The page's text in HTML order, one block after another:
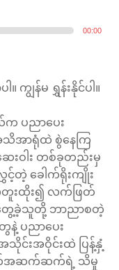
00:00
ကျွန်မ ရွှန်းနိုင်ပါ။
က ပညာပေး
သိအာရုံထဲ စွဲနေကြ
းဝါး တစ်ခုတည်းမှ
တဲ့ ခေါက်ရိုးကျိုး
တူးထိုး၍ လက်ဖြတ်
တွေ့ခဲ့သူတို့ ဘာညာစတဲ့
နဲ့ ပညာပေး
င်းအဝိုင်းထဲ ပြန့်နှံ့
က်အဆက်ဆက်ရဲ့ သိမှု